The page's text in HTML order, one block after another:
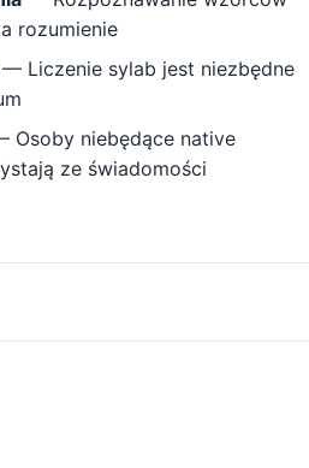
rozumienie
— Liczenie sylab jest niezbędne
Osoby niebędące native
ze świadomości